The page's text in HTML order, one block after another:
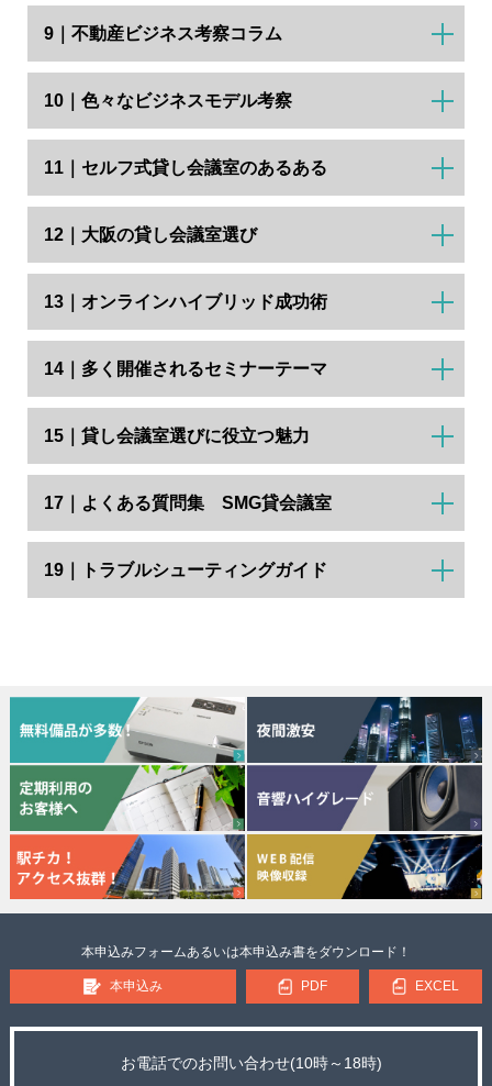
9｜不動産ビジネス考察コラム
10｜色々なビジネスモデル考察
11｜セルフ式貸し会議室のあるある
12｜大阪の貸し会議室選び
13｜オンラインハイブリッド成功術
14｜多く開催されるセミナーテーマ
15｜貸し会議室選びに役立つ魅力
17｜よくある質問集 SMG貸会議室
19｜トラブルシューティングガイド
本申込みフォームあるいは本申込み書をダウンロード！
本申込み PDF EXCEL
お電話でのお問い合わせ(10時～18時)